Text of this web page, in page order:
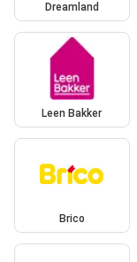
Dreamland
Leen Bakker
Brico